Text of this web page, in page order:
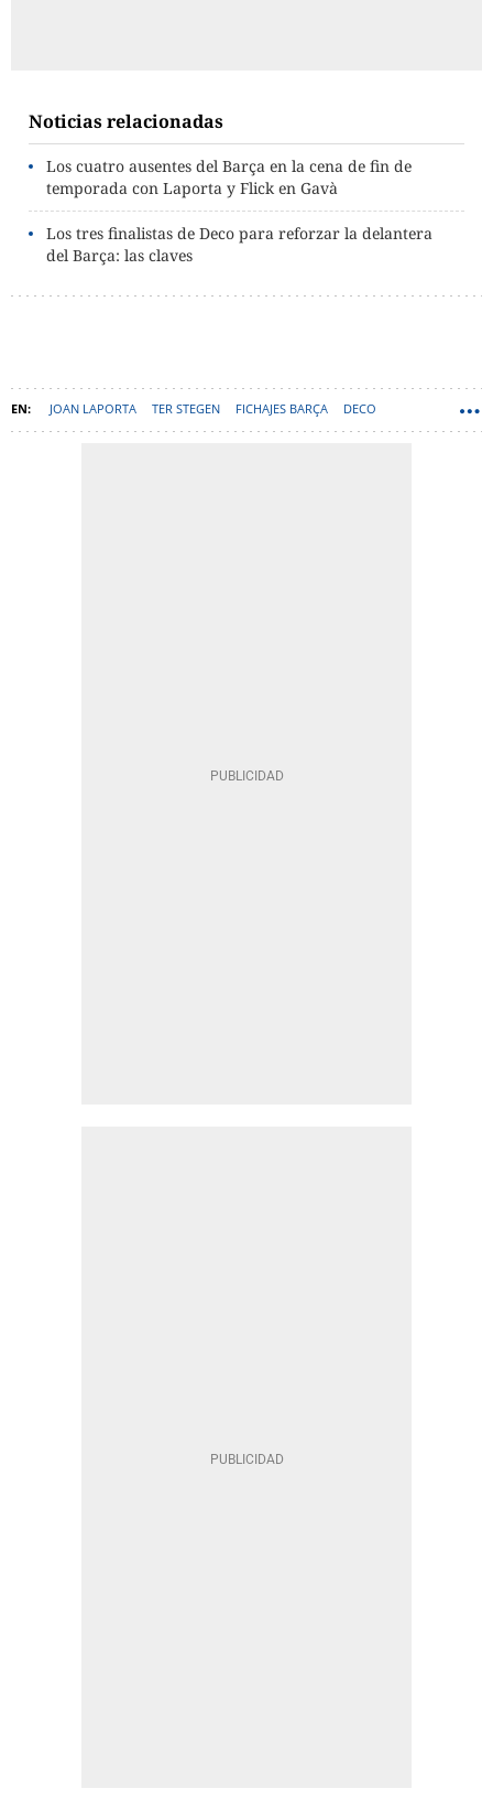
Noticias relacionadas
Los cuatro ausentes del Barça en la cena de fin de
temporada con Laporta y Flick en Gavà
Los tres finalistas de Deco para reforzar la delantera
del Barça: las claves
JOAN LAPORTA TER STEGEN FICHAJES BARÇA DECO